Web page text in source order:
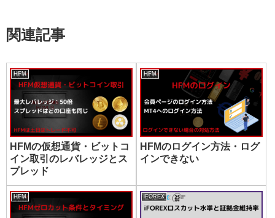
関連記事
HFM
HFMの仮想通貨・ビットコ
イン取引のレバレッジとス
プレッド
HFM
HFMのログイン方法・ログ
インできない
HFM iFOREX